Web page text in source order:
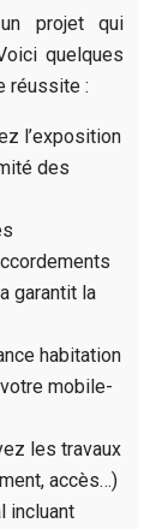
un projet qui
quelques
réussite :
l’exposition
des
garantit la
habitation
mobile-
les travaux
accès…)
incluant